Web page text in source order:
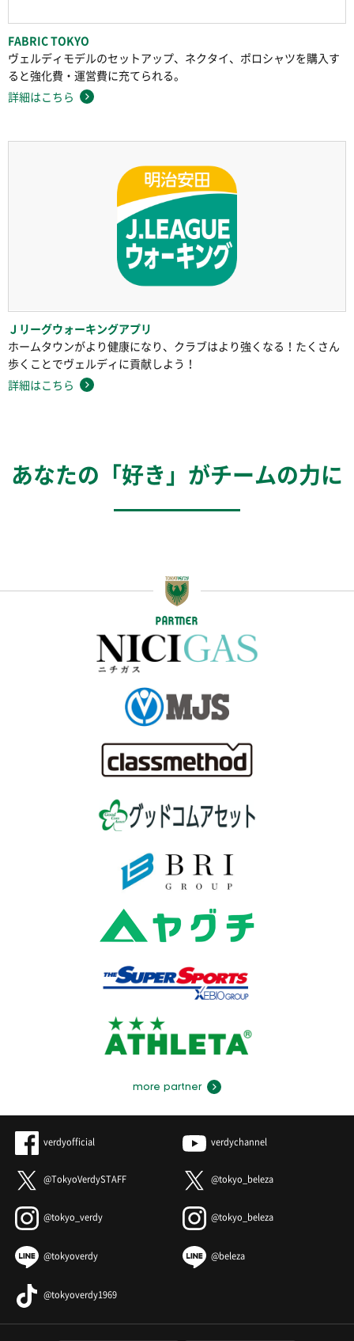
FABRIC TOKYO
ヴェルディモデルのセットアップ、ネクタイ、ポロシャツを購入す
ると強化費・運営費に充てられる。
詳細はこちら
Ｊリーグウォーキングアプリ
ホームタウンがより健康になり、クラブはより強くなる！たくさん
歩くことでヴェルディに貢献しよう！
詳細はこちら
あなたの「好き」がチームの力に
PARTNER
more partner
verdyofficial verdychannel
@TokyoVerdySTAFF @tokyo_beleza
@tokyo_verdy @tokyo_beleza
@tokyoverdy @beleza
@tokyoverdy1969